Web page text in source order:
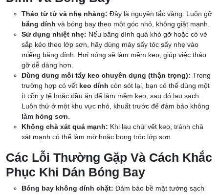
Tháo từ từ và nhẹ nhàng: Đây là nguyên tắc vàng. Luôn gỡ
băng dính và bóng bay theo một góc nhỏ, không giật mạnh.
Sử dụng nhiệt nhẹ: Nếu băng dính quá khó gỡ hoặc có vẻ
sắp kéo theo lớp sơn, hãy dùng máy sấy tóc sấy nhẹ vào
miếng băng dính. Hơi nóng sẽ làm mềm keo, giúp việc tháo
gỡ dễ dàng hơn.
Dùng dung môi tẩy keo chuyên dụng (thận trọng): Trong
trường hợp có vết keo dính còn sót lại, bạn có thể dùng một
ít cồn y tế hoặc dầu ăn để làm mềm keo, sau đó lau sạch.
Luôn thử ở một khu vực nhỏ, khuất trước để đảm bảo không
làm hỏng sơn.
Không chà xát quá mạnh: Khi lau chùi vết keo, tránh chà
xát mạnh có thể làm mờ hoặc bong tróc lớp sơn.
Các Lỗi Thường Gặp Và Cách Khắc
Phục Khi Dán Bóng Bay
Bóng bay không dính chặt: Đảm bảo bề mặt tường sạch